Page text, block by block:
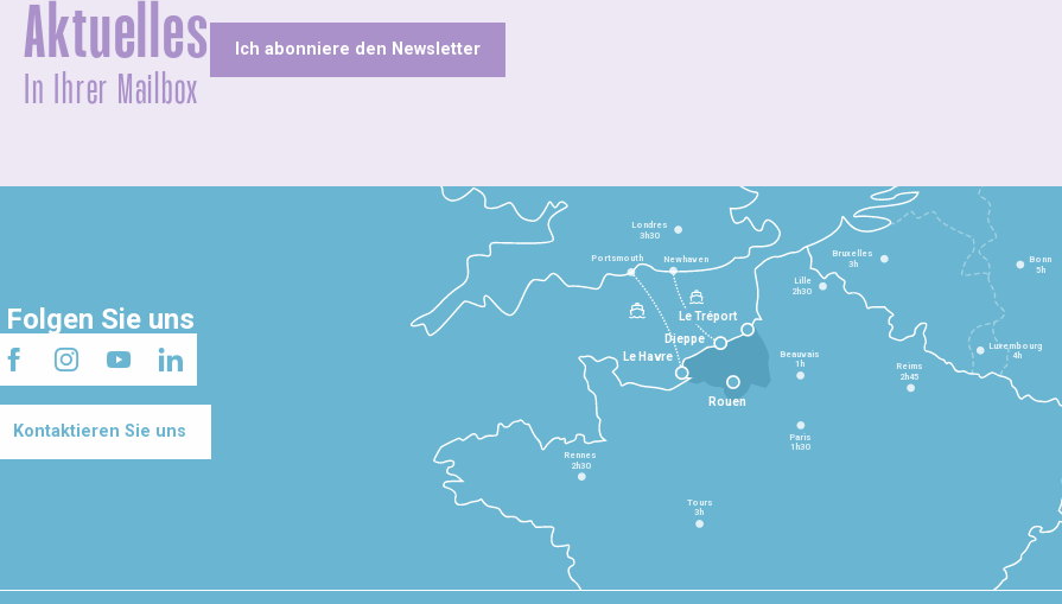
Aktuelles
In Ihrer Mailbox
Ich abonniere den Newsletter
Folgen Sie uns
Kontaktieren Sie uns
Le Havre
Dieppe
Le Tréport
Rennes
2h30
Tours
3h
Paris
1h30
Beauvais
1h Reims
2h45
Lille
2h30
Bruxelles
3h
Londres
3h30
Newhaven
Portsmouth Bonn
5h
Luxembourg
4h
Rouen